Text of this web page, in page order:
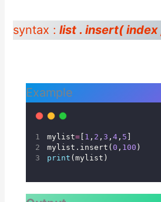
syntax : list . insert( index
Example
mylist=[ 1 , 2 , 3 , 4, 5
mylist.insert( 0 , 100 )
print (mylist)